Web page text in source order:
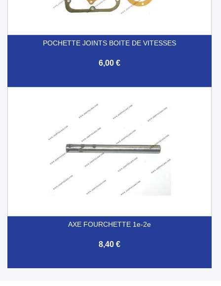
POCHETTE JOINTS BOITE DE VITESSES
6,00 €
AXE FOURCHETTE 1e-2e
8,40 €